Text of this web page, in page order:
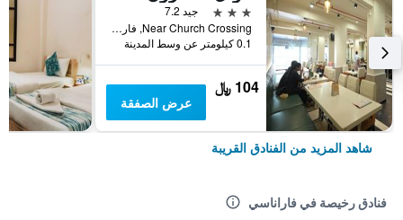
3 نجوم
جيد 7.2
Near Church Crossing, فاراناسي, الهند
0.1 كيلومتر عن وسط المدينة
104 ﷼
عرض الصفقة
شاهد المزيد من الفنادق القريبة
فنادق رخيصة في فاراناسي